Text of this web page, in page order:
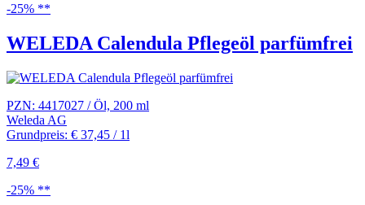
-25% **
WELEDA Calendula Pflegeöl parfümfrei
PZN: 4417027 / Öl, 200 ml
Weleda AG
Grundpreis: € 37,45 / 1l
7,49 €
-25% **